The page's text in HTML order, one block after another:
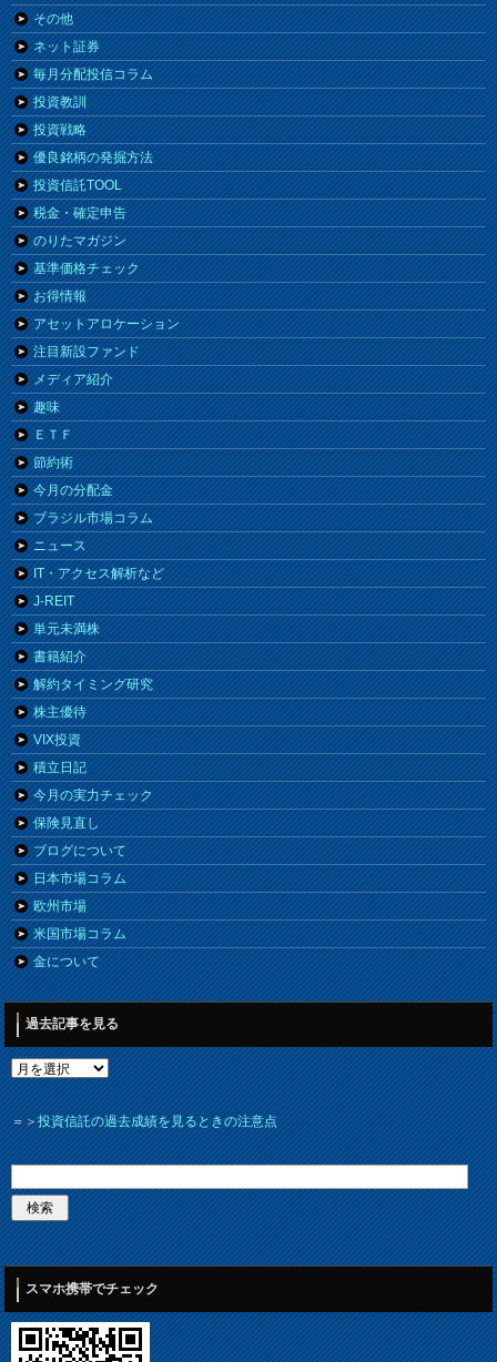
その他
ネット証券
毎月分配投信コラム
投資教訓
投資戦略
優良銘柄の発掘方法
投資信託TOOL
税金・確定申告
のりたマガジン
基準価格チェック
お得情報
アセットアロケーション
注目新設ファンド
メディア紹介
趣味
ＥＴＦ
節約術
今月の分配金
ブラジル市場コラム
ニュース
IT・アクセス解析など
J-REIT
単元未満株
書籍紹介
解約タイミング研究
株主優待
VIX投資
積立日記
今月の実力チェック
保険見直し
ブログについて
日本市場コラム
欧州市場
米国市場コラム
金について
過去記事を見る
＝＞投資信託の過去成績を見るときの注意点
スマホ携帯でチェック